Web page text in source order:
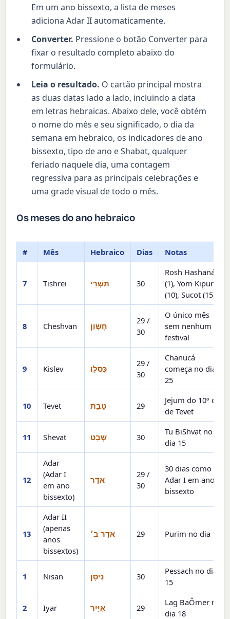
Em um ano bissexto, a lista de meses
adiciona Adar II automaticamente.
Converter. Pressione o botão Converter para
fixar o resultado completo abaixo do
formulário.
Leia o resultado. O cartão principal mostra
as duas datas lado a lado, incluindo a data
em letras hebraicas. Abaixo dele, você obtém
o nome do mês e seu significado, o dia da
semana em hebraico, os indicadores de ano
bissexto, tipo de ano e Shabat, qualquer
feriado naquele dia, uma contagem
regressiva para as principais celebrações e
uma grade visual de todo o mês.
Os meses do ano hebraico
# Mês Hebraico Dias Notas
7 Tishrei תִּשְׁרֵי 30
Rosh Hashaná
(1), Yom Kipur
(10), Sucot (15)
8 Cheshvan חֶשְׁוָן
29 /
30
O único mês
sem nenhum
festival
9 Kislev כִּסְלֵו
29 /
30
Chanucá
começa no dia
25
10 Tevet טֵבֵת 29
Jejum do 10º dia
de Tevet
11 Shevat שְׁבָט 30
Tu BiShvat no
dia 15
12
Adar
(Adar I
em ano
bissexto)
אֲדָר
29 /
30
30 dias como
Adar I em ano
bissexto
13
Adar II
(apenas
anos
bissextos)
אֲדָר ב׳ 29 Purim no dia 14
1 Nisan נִיסָן 30
Pessach no dia
15
2 Iyar אִיָּיר 29
Lag BaÔmer no
dia 18